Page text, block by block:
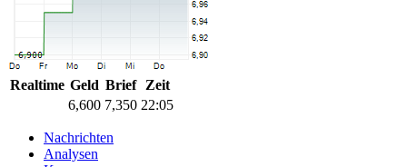
Realtime Geld Brief
Zeit
6,600 7,350 22:05
Nachrichten
Analysen